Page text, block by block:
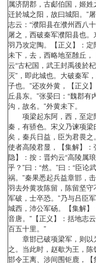
属济阴郡，古郕伯国，姬
迁於城之阳，故曰城阳。”
志云：“濮阳县在濮州西八
屠之，西破秦军濮阳县也
羽乃攻定陶。【正义】：
未下，去，西略地至雝丘
云“古杞国，武王封禹後於
灭”，即此城也。大破秦军
子也。”还攻外黄，【正义
丘县东。”张晏曰：“魏郡有
沟，故名。”外黄未下。
项梁起东阿，西，至定
秦，有骄色。宋义乃谏项
矣，秦兵日益，臣为君畏
使者高陵君显，【集解】：
隐】：按：晋灼云“高陵属
乎？”曰：“然。”曰：“臣论
祸。”秦果悉起兵益章邯，
羽去外黄攻陈留，陈留坚
军破，士卒恐。”乃与吕臣
城西，沛公军砀。【集解】
音唐。”【正义】：括地志
百五十里。”
章邯已破项梁军，则以
之。当此时，赵歇为王，
邯令王离、涉间围钜鹿，